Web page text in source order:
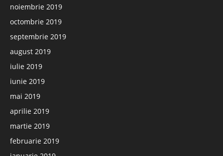
noiembrie 2019
octombrie 2019
septembrie 2019
august 2019
iulie 2019
iunie 2019
mai 2019
aprilie 2019
martie 2019
februarie 2019